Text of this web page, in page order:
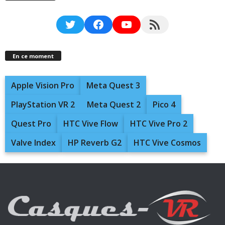
TwitterFacebookYouTubeRSS Feed
En ce moment
Apple Vision Pro
Meta Quest 3
PlayStation VR 2
Meta Quest 2
Pico 4
Quest Pro
HTC Vive Flow
HTC Vive Pro 2
Valve Index
HP Reverb G2 HTC Vive Cosmos